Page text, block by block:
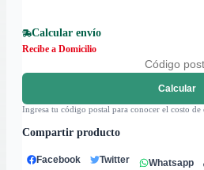
Calcular envío
Recibe a Domicilio
Calcular
Ingresa tu código postal para conocer el costo
Compartir producto
Facebook Twitter Whatsapp